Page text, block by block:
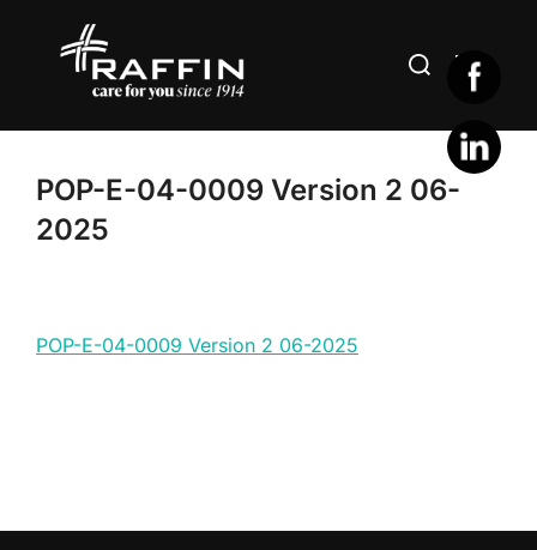
Rechercher :
POP-E-04-0009 Version 2 06-
2025
POP-E-04-0009 Version 2 06-2025